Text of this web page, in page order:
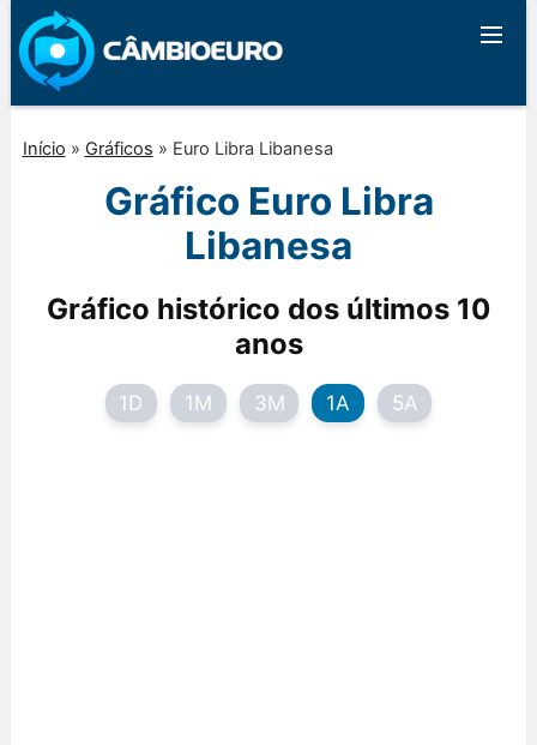
Início » Gráficos » Euro Libra Libanesa
Gráfico Euro Libra
Libanesa
Gráfico histórico dos últimos 10
anos
1D 1M 3M 1A 5A